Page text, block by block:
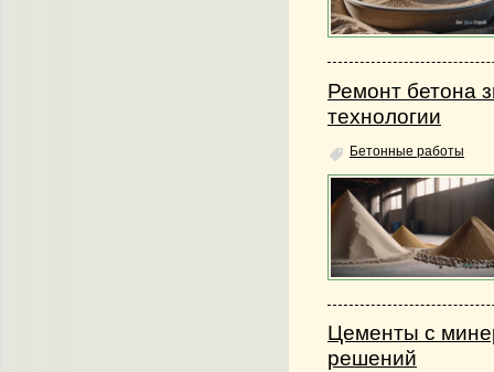
Ремонт бетона
технологии
Бетонные работы
Цементы с
решений